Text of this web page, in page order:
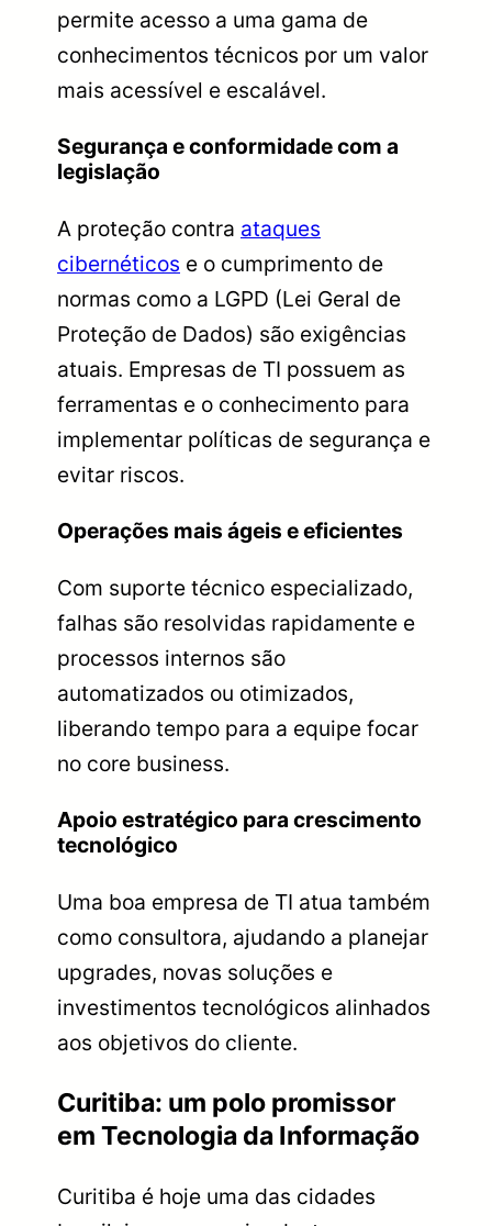
permite acesso a uma gama de
conhecimentos técnicos por um valor
mais acessível e escalável.
Segurança e conformidade com a
legislação
A proteção contra ataques
cibernéticos e o cumprimento de
normas como a LGPD (Lei Geral de
Proteção de Dados) são exigências
atuais. Empresas de TI possuem as
ferramentas e o conhecimento para
implementar políticas de segurança e
evitar riscos.
Operações mais ágeis e eficientes
Com suporte técnico especializado,
falhas são resolvidas rapidamente e
processos internos são
automatizados ou otimizados,
liberando tempo para a equipe focar
no core business.
Apoio estratégico para crescimento
tecnológico
Uma boa empresa de TI atua também
como consultora, ajudando a planejar
upgrades, novas soluções e
investimentos tecnológicos alinhados
aos objetivos do cliente.
Curitiba: um polo promissor
em Tecnologia da Informação
Curitiba é hoje uma das cidades